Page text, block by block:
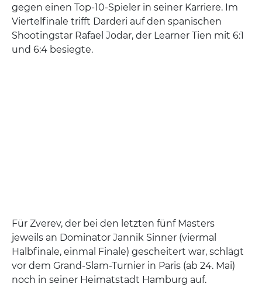
gegen einen Top-10-Spieler in seiner Karriere. Im
Viertelfinale trifft Darderi auf den spanischen
Shootingstar Rafael Jodar, der Learner Tien mit 6:1
und 6:4 besiegte.
Für Zverev, der bei den letzten fünf Masters
jeweils an Dominator Jannik Sinner (viermal
Halbfinale, einmal Finale) gescheitert war, schlägt
vor dem Grand-Slam-Turnier in Paris (ab 24. Mai)
noch in seiner Heimatstadt Hamburg auf.